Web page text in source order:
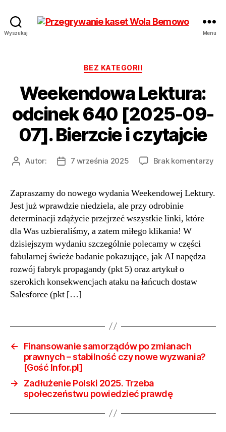
Wyszukaj
Wola
od
17
zł
Hurt
Menu
Kategorie
BEZ KATEGORII
Weekendowa Lektura:
odcinek 640 [2025-09-
07]. Bierzcie i czytajcie
AutorAutor:
Data7 września 2025 Brak komentarzydo
Zapraszamy do nowego wydania Weekendowej Lektury.
Jest już wprawdzie niedziela, ale przy odrobinie
determinacji zdążycie przejrzeć wszystkie linki, które
dla Was uzbieraliśmy, a zatem miłego klikania! W
dzisiejszym wydaniu szczególnie polecamy w części
fabularnej świeże badanie pokazujące, jak AI napędza
rozwój fabryk propagandy (pkt 5) oraz artykuł o
szerokich konsekwencjach ataku na łańcuch dostaw
Salesforce (pkt […]
←
Finansowanie samorządów po zmianach
prawnych – stabilność czy nowe wyzwania?
[Gość Infor.pl]
→
Zadłużenie Polski 2025. Trzeba
społeczeństwu powiedzieć prawdę